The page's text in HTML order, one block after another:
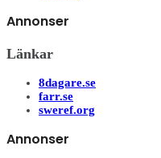
Annonser
Länkar
8dagare.se
farr.se
sweref.org
Annonser